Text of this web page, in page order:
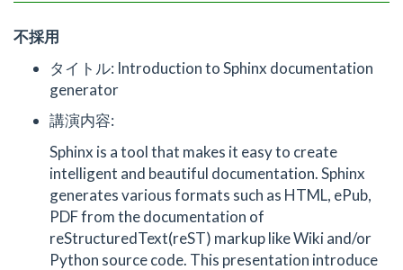
不採用
タイトル: Introduction to Sphinx documentation
generator
講演内容:
Sphinx is a tool that makes it easy to create
intelligent and beautiful documentation. Sphinx
generates various formats such as HTML, ePub,
PDF from the documentation of
reStructuredText(reST) markup like Wiki and/or
Python source code. This presentation introduce